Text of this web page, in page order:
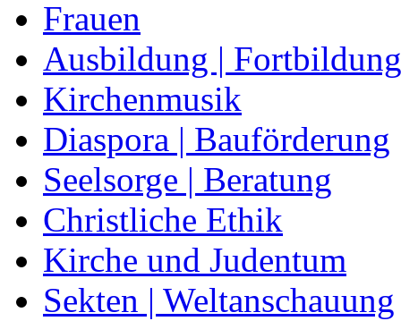
Frauen
Ausbildung | Fortbildung
Kirchenmusik
Diaspora | Bauförderung
Seelsorge | Beratung
Christliche Ethik
Kirche und Judentum
Sekten | Weltanschauung